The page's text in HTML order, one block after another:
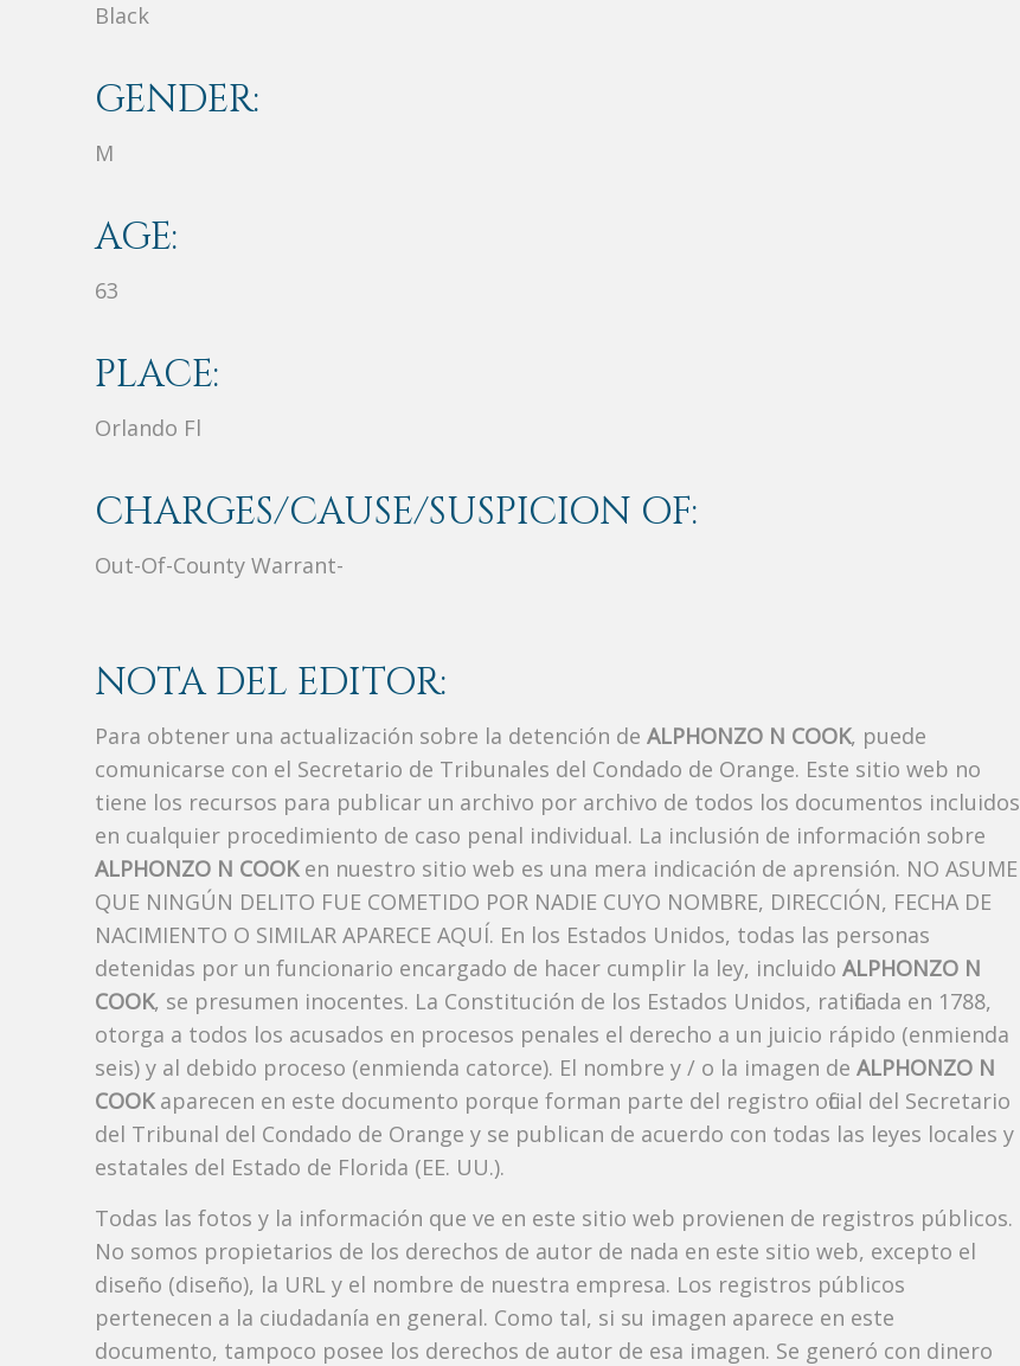
Black
GENDER:
M
AGE:
63
PLACE:
Orlando Fl
CHARGES/CAUSE/SUSPICION OF:
Out-Of-County Warrant-
NOTA DEL EDITOR:
Para obtener una actualización sobre la detención de ALPHONZO N COOK, puede
comunicarse con el Secretario de Tribunales del Condado de Orange. Este sitio web no
tiene los recursos para publicar un archivo por archivo de todos los documentos incluidos
en cualquier procedimiento de caso penal individual. La inclusión de información sobre
ALPHONZO N COOKen nuestro sitio web es una mera indicación de aprensión. NO ASUME
QUE NINGÚN DELITO FUE COMETIDO POR NADIE CUYO NOMBRE, DIRECCIÓN, FECHA DE
NACIMIENTO O SIMILAR APARECE AQUÍ. En los Estados Unidos, todas las personas
detenidas por un funcionario encargado de hacer cumplir la ley, incluido ALPHONZO N
COOK, se presumen inocentes. La Constitución de los Estados Unidos, ratificada en 1788,
otorga a todos los acusados ​​en procesos penales el derecho a un juicio rápido (enmienda
seis) y al debido proceso (enmienda catorce). El nombre y / o la imagen de ALPHONZO N
COOKaparecen en este documento porque forman parte del registro oficial del Secretario
del Tribunal del Condado de Orange y se publican de acuerdo con todas las leyes locales y
estatales del Estado de Florida (EE. UU.).
Todas las fotos y la información que ve en este sitio web provienen de registros públicos.
No somos propietarios de los derechos de autor de nada en este sitio web, excepto el
diseño (diseño), la URL y el nombre de nuestra empresa. Los registros públicos
pertenecen a la ciudadanía en general. Como tal, si su imagen aparece en este
documento, tampoco posee los derechos de autor de esa imagen. Se generó con dinero